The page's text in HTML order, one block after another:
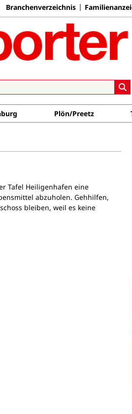
Branchenverzeichnis
Plön/Preetz
Tafel Heiligenhafen eine
abzuholen. Gehhilfen,
bleiben, weil es keine